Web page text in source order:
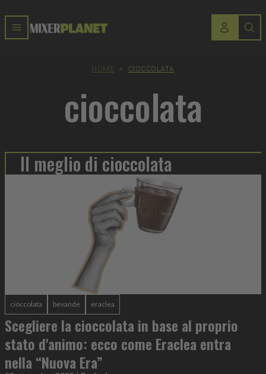
HOME > CIOCCOLATA
cioccolata
Il meglio di cioccolata
cioccolata bevande eraclea
Scegliere la cioccolata in base al proprio
stato d'animo: ecco come Eraclea entra
nella “Nuova Era”